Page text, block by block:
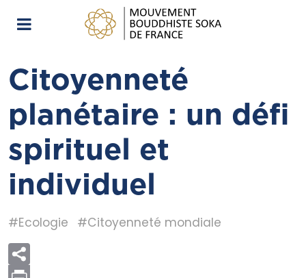
Citoyenneté
planétaire : un défi
spirituel et
individuel
#Ecologie #Citoyenneté mondiale